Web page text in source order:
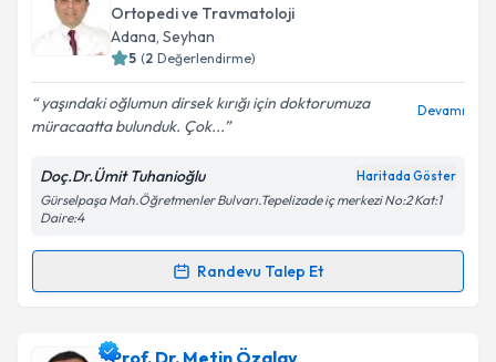
E-posta Adresiniz
Kişisel verilerimin işlenmesine ilişkin
kapsamda işlenmesini kabul ediyorum.
Takvim Talebini Gönder
Ortopedi ve Travmatoloji
Adana, Seyhan
5 (2 Değerlendirme)
yaşındaki oğlumun dirsek kırığı için doktorumuza
müracaatta bulunduk. Çok...
Devamı
Doç.Dr.Ümit Tuhanioğlu Haritada Göster
Gürselpaşa Mah.Öğretmenler Bulvarı.Tepelizade iç merkezi No:2 Kat:1
Daire:4
Randevu Talep Et
Randevu Takvimi Talebi
Doç. Dr. Ümit Tuhanioğluiçin randevu takvimi talebi
Prof. Dr. Metin Özalay